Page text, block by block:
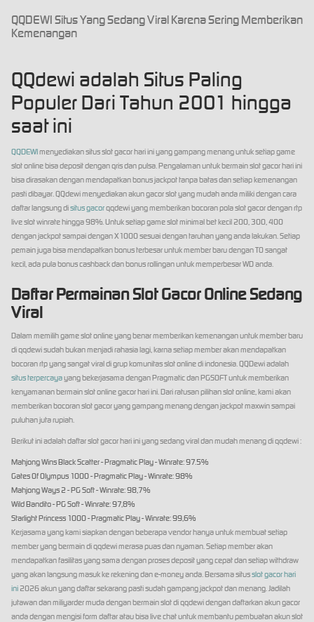
QQDEWI Situs Yang Sedang Viral Karena Sering Memberikan
Kemenangan
QQdewi adalah Situs Paling
Populer Dari Tahun 2001 hingga
saat ini
QQDEWImenyediakan situs slot gacor hari ini yang gampang menang untuk setiap game
slot online bisa deposit dengan qris dan pulsa. Pengalaman untuk bermain slot gacor hari ini
bisa dirasakan dengan mendapatkan bonus jackpot tanpa batas dan setiap kemenangan
pasti dibayar. QQdewi menyediakan akun gacor slot yang mudah anda miliki dengan cara
daftar langsung disitus gacorqqdewi yang memberikan bocoran pola slot gacor dengan rtp
live slot winrate hingga 98%. Untuk setiap game slot minimal bet kecil 200, 300, 400
dengan jackpot sampai dengan X1000 sesuai dengan taruhan yang anda lakukan. Setiap
pemain juga bisa mendapatkan bonus terbesar untuk member baru dengan TO sangat
kecil, ada pula bonus cashback dan bonus rollingan untuk memperbesar WD anda.
Daftar Permainan Slot Gacor Online Sedang
Viral
Dalam memilih game slot online yang benar memberikan kemenangan untuk member baru
di qqdewi sudah bukan menjadi rahasia lagi, karna setiap member akan mendapatkan
bocoran rtp yang sangat viral di grup komunitas slot online di indonesia. QQDewi adalah
situs terpercayayang bekerjasama dengan Pragmatic dan PGSOFT untuk memberikan
kenyamanan bermain slot online gacor hari ini. Dari ratusan pilihan slot online, kami akan
memberikan bocoran slot gacor yang gampang menang dengan jackpot maxwin sampai
puluhan juta rupiah.
Berikut ini adalah daftar slot gacor hari ini yang sedang viral dan mudah menang di qqdewi :
Mahjong Wins Black Scatter - Pragmatic Play - Winrate: 97.5%
Gates Of Olympus 1000 - Pragmatic Play - Winrate: 98%
Mahjong Ways 2 - PG Soft - Winrate: 98,7%
Wild Bandito - PG Soft - Winrate: 97,8%
Starlight Princess 1000 - Pragmatic Play - Winrate: 99,6%
Kerjasama yang kami siapkan dengan beberapa vendor hanya untuk membuat setiap
member yang bermain di qqdewi merasa puas dan nyaman. Setiap member akan
mendapatkan fasilitas yang sama dengan proses deposit yang cepat dan setiap withdraw
yang akan langsung masuk ke rekening dan e-money anda. Bersama situsslot gacor hari
ini 2026 akun yang daftar sekarang pasti sudah gampang jackpot dan menang. Jadilah
jutawan dan miliyarder muda dengan bermain slot di qqdewi dengan daftarkan akun gacor
anda dengan mengisi form daftar atau bisa live chat untuk membantu pembuatan akun slot